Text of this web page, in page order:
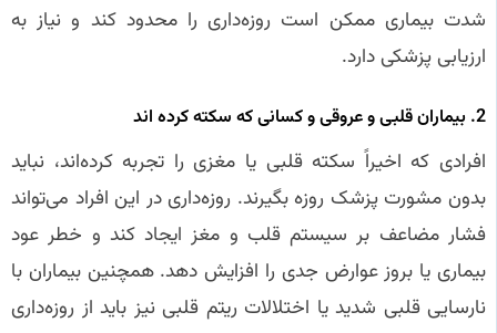
شدت بیماری ممکن است روزه‌داری را محدود کند و نیاز به
ارزیابی پزشکی دارد.
2. بیماران قلبی و عروقی و کسانی که سکته کرده‌ اند
افرادی که اخیراً سکته قلبی یا مغزی را تجربه کرده‌اند، نباید
بدون مشورت پزشک روزه بگیرند. روزه‌داری در این افراد می‌تواند
فشار مضاعف بر سیستم قلب و مغز ایجاد کند و خطر عود
بیماری یا بروز عوارض جدی را افزایش دهد. همچنین بیماران با
نارسایی قلبی شدید یا اختلالات ریتم قلبی نیز باید از روزه‌داری